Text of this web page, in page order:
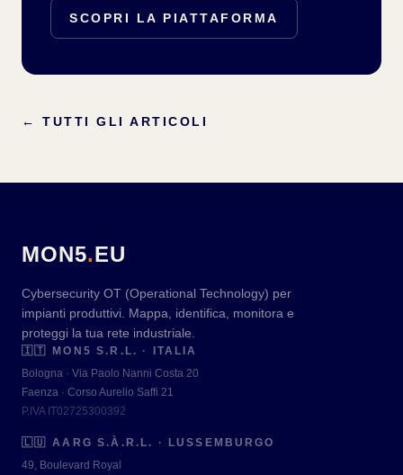
SCOPRI LA PIATTAFORMA
←TUTTI GLI ARTICOLI
MON5.EU
Cybersecurity OT (Operational Technology) per
impianti produttivi. Mappa, identifica, monitora e
proteggi la tua rete industriale.
🇮🇹
MON5 S.R.L. · ITALIA
Bologna · Via Paolo Nanni Costa 20
Faenza · Corso Aurelio Saffi 21
P.IVA IT02725300392
🇱🇺
AARG S.À.R.L. · LUSSEMBURGO
49, Boulevard Royal